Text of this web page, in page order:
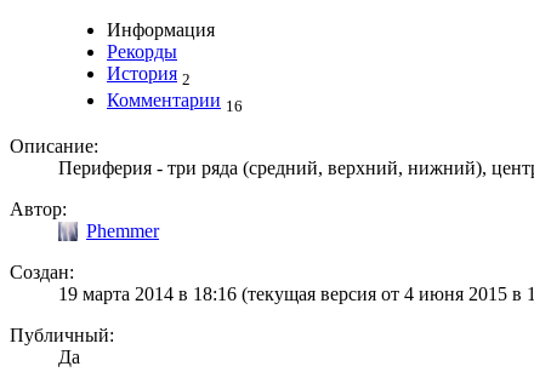
Информация
Рекорды
История 2
Комментарии 16
Описание:
Периферия - три ряда (средний, верхний, нижний),
Автор:
Phemmer
Создан:
19 марта 2014 в 18:16 (текущая версия от 4 июня 2015 в
Публичный:
Да